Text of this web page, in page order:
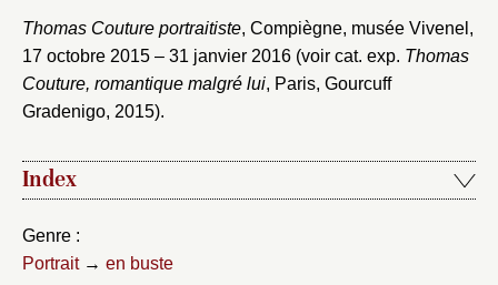
Thomas Couture portraitiste, Compiègne, musée Vivenel,
17 octobre 2015 – 31 janvier 2016 (voir cat. exp. Thomas
Couture, romantique malgré lui, Paris, Gourcuff
Gradenigo, 2015).
Index
Genre :
Portrait→ en buste